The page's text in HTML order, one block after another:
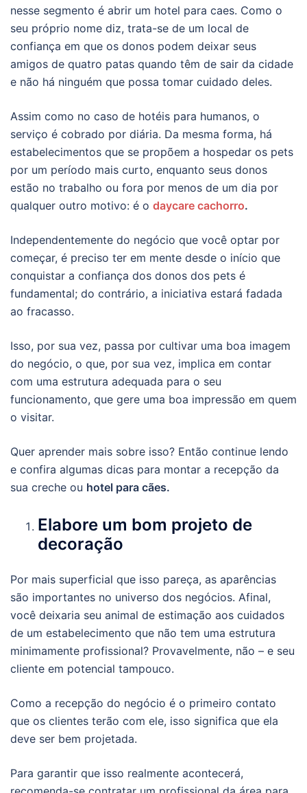
nesse segmento é abrir um hotel para caes. Como o
seu próprio nome diz, trata-se de um local de
confiança em que os donos podem deixar seus
amigos de quatro patas quando têm de sair da cidade
e não há ninguém que possa tomar cuidado deles.
Assim como no caso de hotéis para humanos, o
serviço é cobrado por diária. Da mesma forma, há
estabelecimentos que se propõem a hospedar os pets
por um período mais curto, enquanto seus donos
estão no trabalho ou fora por menos de um dia por
qualquer outro motivo: é o daycare cachorro.
Independentemente do negócio que você optar por
começar, é preciso ter em mente desde o início que
conquistar a confiança dos donos dos pets é
fundamental; do contrário, a iniciativa estará fadada
ao fracasso.
Isso, por sua vez, passa por cultivar uma boa imagem
do negócio, o que, por sua vez, implica em contar
com uma estrutura adequada para o seu
funcionamento, que gere uma boa impressão em quem
o visitar.
Quer aprender mais sobre isso? Então continue lendo
e confira algumas dicas para montar a recepção da
sua creche ou hotel para cães.
Elabore um bom projeto de
decoração
Por mais superficial que isso pareça, as aparências
são importantes no universo dos negócios. Afinal,
você deixaria seu animal de estimação aos cuidados
de um estabelecimento que não tem uma estrutura
minimamente profissional? Provavelmente, não – e seu
cliente em potencial tampouco.
Como a recepção do negócio é o primeiro contato
que os clientes terão com ele, isso significa que ela
deve ser bem projetada.
Para garantir que isso realmente acontecerá,